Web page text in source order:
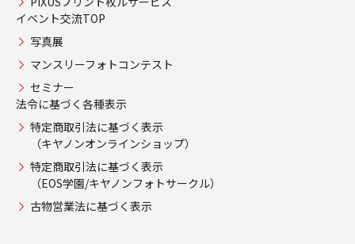
イベント交流TOP
写真展
マンスリーフォトコンテスト
セミナー
法令に基づく各種表示
特定商取引法に基づく表示
（キヤノンオンラインショップ）
特定商取引法に基づく表示
（EOS学園/キヤノンフォトサークル）
古物営業法に基づく表示